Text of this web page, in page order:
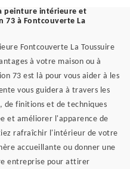
peinture intérieure et
73 à Fontcouverte La
Fontcouverte La Toussuire
à votre maison ou à
73 est là pour vous aider à les
vous guidera à travers les
de finitions et de techniques
et améliorer l'apparence de
rafraîchir l'intérieur de votre
accueillante ou donner une
entreprise pour attirer